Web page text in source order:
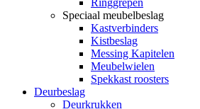
Ringgrepen
Speciaal meubelbeslag
Kastverbinders
Kistbeslag
Messing Kapitelen
Meubelwielen
Spekkast roosters
Deurbeslag
Deurkrukken